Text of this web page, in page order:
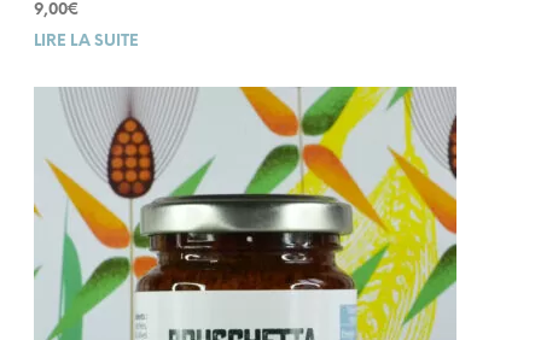
9,00€
LIRE LA SUITE